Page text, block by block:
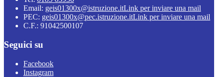
Email: geis01300x@istruzione.itLink per inviare una mail
PEC: geis01300x@pec.istruzione.itLink per inviare una mail
C.F.: 91042500107
Seguici su
Facebook
Instagram